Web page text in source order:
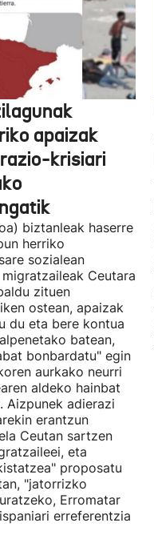
apaizak
krisiari
biztanleak haserre
herriko
sozialean
Ceutara
zituen
ostean, apaizak
du eta bere kontua
batean,
bonbardatu" egin
aurkako neurri
aldeko hainbat
Aizpunek adierazi
erantzun
Ceutan sartzen
eta
proposatu
"jatorrizko
Erromatar
erreferentzia